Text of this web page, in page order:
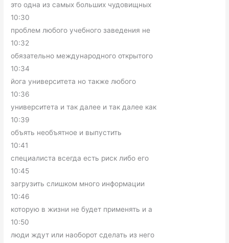
это одна из самых больших чудовищных
10:30
проблем любого учебного заведения не
10:32
обязательно международного открытого
10:34
йога университета но также любого
10:36
университета и так далее и так далее как
10:39
объять необъятное и выпустить
10:41
специалиста всегда есть риск либо его
10:45
загрузить слишком много информации
10:46
которую в жизни не будет применять и а
10:50
люди ждут или наоборот сделать из него